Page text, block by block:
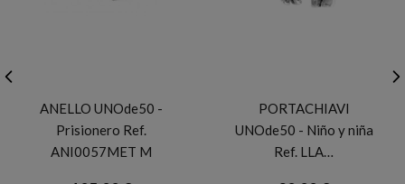
ANELLO UNOde50 -
Prisionero Ref.
ANI0057MET M
PORTACHIAVI
UNOde50 - Niño y niña
Ref. LLA…